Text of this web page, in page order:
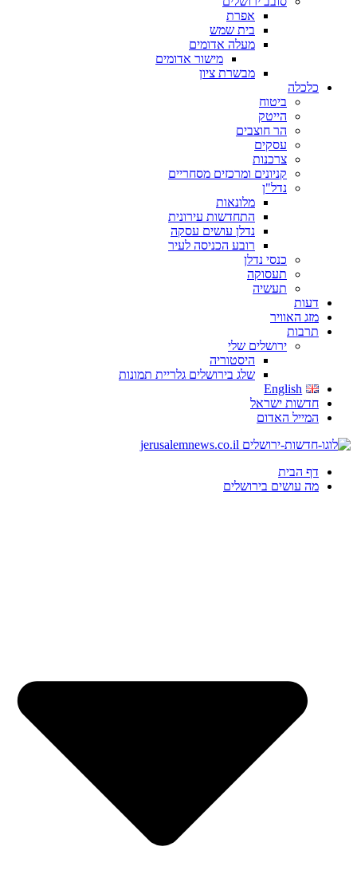
אפרת
בית שמש
מעלה אדומים
מישור אדומים
מבשרת ציון
כלכלה
ביטוח
הייטק
הר חוצבים
עסקים
צרכנות
קניונים ומרכזים מסחריים
נדל"ן
מלונאות
התחדשות עירונית
נדלן עושים עסקה
רובע הכניסה לעיר
כנסי נדלן
תעסוקה
תעשיה
דעות
מזג האוויר
תרבות
ירושלים שלי
היסטוריה
שלג בירושלים גלריית תמונות
English
חדשות ישראל
המייל האדום
דף הבית
מה עושים בירושלים